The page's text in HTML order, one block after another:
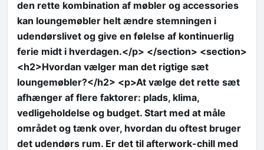
den rette kombination af møbler og accessories
kan loungemøbler helt ændre stemningen i
udendørslivet og give en følelse af kontinuerlig
ferie midt i hverdagen.</p> </section> <section>
<h2>Hvordan vælger man det rigtige sæt
loungemøbler?</h2> <p>At vælge det rette sæt
afhænger af flere faktorer: plads, klima,
vedligeholdelse og budget. Start med at måle
området og tænk over, hvordan du oftest bruger
det udendørs rum. Er det til afterwork-chill med